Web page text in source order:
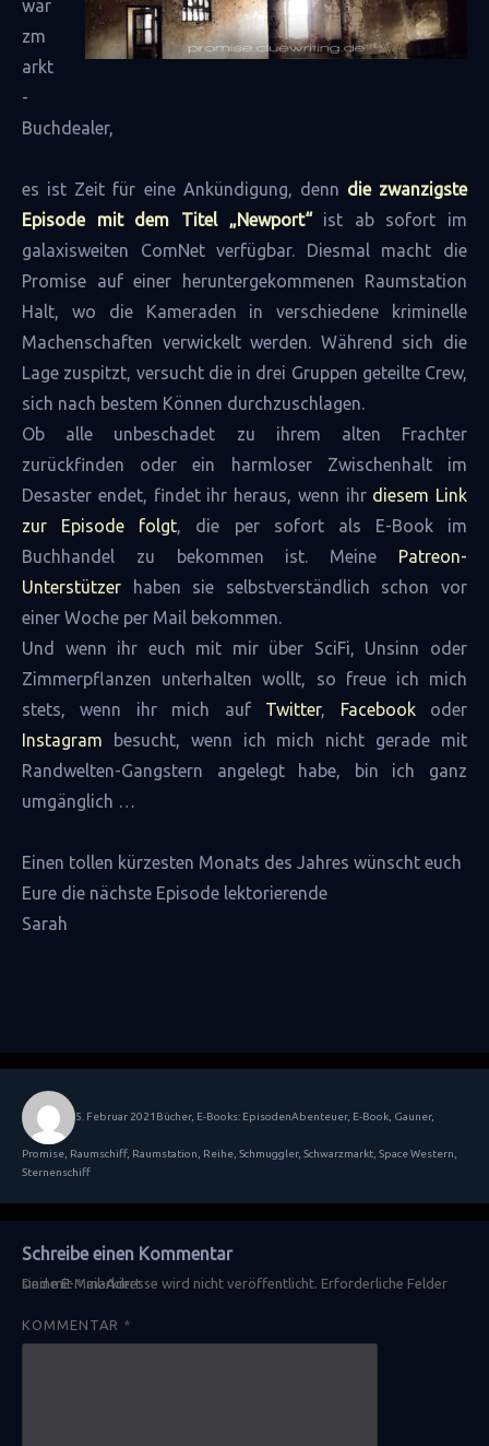
war
zm
arkt
-
Buchdealer,
es ist Zeit für eine Ankündigung, denn die zwanzigste
Episode mit dem Titel „Newport“ ist ab sofort im
galaxisweiten ComNet verfügbar. Diesmal macht die
Promise auf einer heruntergekommenen Raumstation
Halt, wo die Kameraden in verschiedene kriminelle
Machenschaften verwickelt werden. Während sich die
Lage zuspitzt, versucht die in drei Gruppen geteilte Crew,
sich nach bestem Können durchzuschlagen.
Ob alle unbeschadet zu ihrem alten Frachter
zurückfinden oder ein harmloser Zwischenhalt im
Desaster endet, findet ihr heraus, wenn ihr diesem Link
zur Episode folgt, die per sofort als E-Book im
Buchhandel zu bekommen ist. Meine Patreon-
Unterstützer haben sie selbstverständlich schon vor
einer Woche per Mail bekommen.
Und wenn ihr euch mit mir über SciFi, Unsinn oder
Zimmerpflanzen unterhalten wollt, so freue ich mich
stets, wenn ihr mich auf Twitter, Facebookoder
Instagram besucht, wenn ich mich nicht gerade mit
Randwelten-Gangstern angelegt habe, bin ich ganz
umgänglich …
Einen tollen kürzesten Monats des Jahres wünscht euch
Eure die nächste Episode lektorierende
Sarah
am
5. Februar 2021 Bücher, E-Books: EpisodenAbenteuer, E-Book Gauner,
Promise Raumschiff, Raumstation Reihe Schmuggler, Schwarzmarkt Space Western
Sternenschiff
Schreibe einen Kommentar
Deine E-Mail-Adresse wird nicht veröffentlicht.
Erforderliche Felder sind mit*markiert
KOMMENTAR *